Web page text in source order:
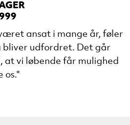
ansat i mange år, føler
bliver udfordret. Det går
at vi løbende får mulighed
os."